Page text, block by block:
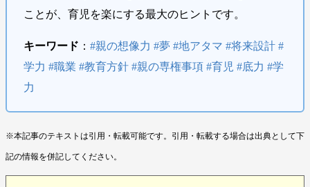
ことが、育児を楽にする最大のヒントです。
キーワード ： #親の想像力 #夢 #地アタマ #将来設計 #
学力 #職業 #教育方針 #親の専権事項 #育児 #底力 #学
力
※本記事のテキストは引用・転載可能です。引用・転載する場合は出典として下
記の情報を併記してください。